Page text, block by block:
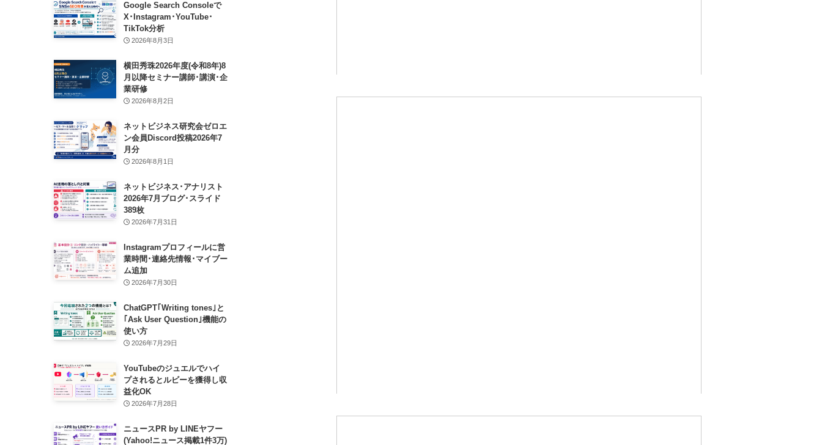
Google Search Consoleで
X･Instagram･YouTube･
TikTok分析
2026年8月3日
横田秀珠2026年度(令和8年)8
月以降セミナー講師･講演･企
業研修
2026年8月2日
ネットビジネス研究会ゼロエ
ン会員Discord投稿2026年7
月分
2026年8月1日
ネットビジネス･アナリスト
2026年7月ブログ･スライド
389枚
2026年7月31日
Instagramプロフィールに営
業時間･連絡先情報･マイブー
ム追加
2026年7月30日
ChatGPT｢Writing tones｣と
｢Ask User Question｣機能の
使い方
2026年7月29日
YouTubeのジュエルでハイ
プされるとルビーを獲得し収
益化OK
2026年7月28日
ニュースPR by LINEヤフー
(Yahoo!ニュース掲載1件3万)